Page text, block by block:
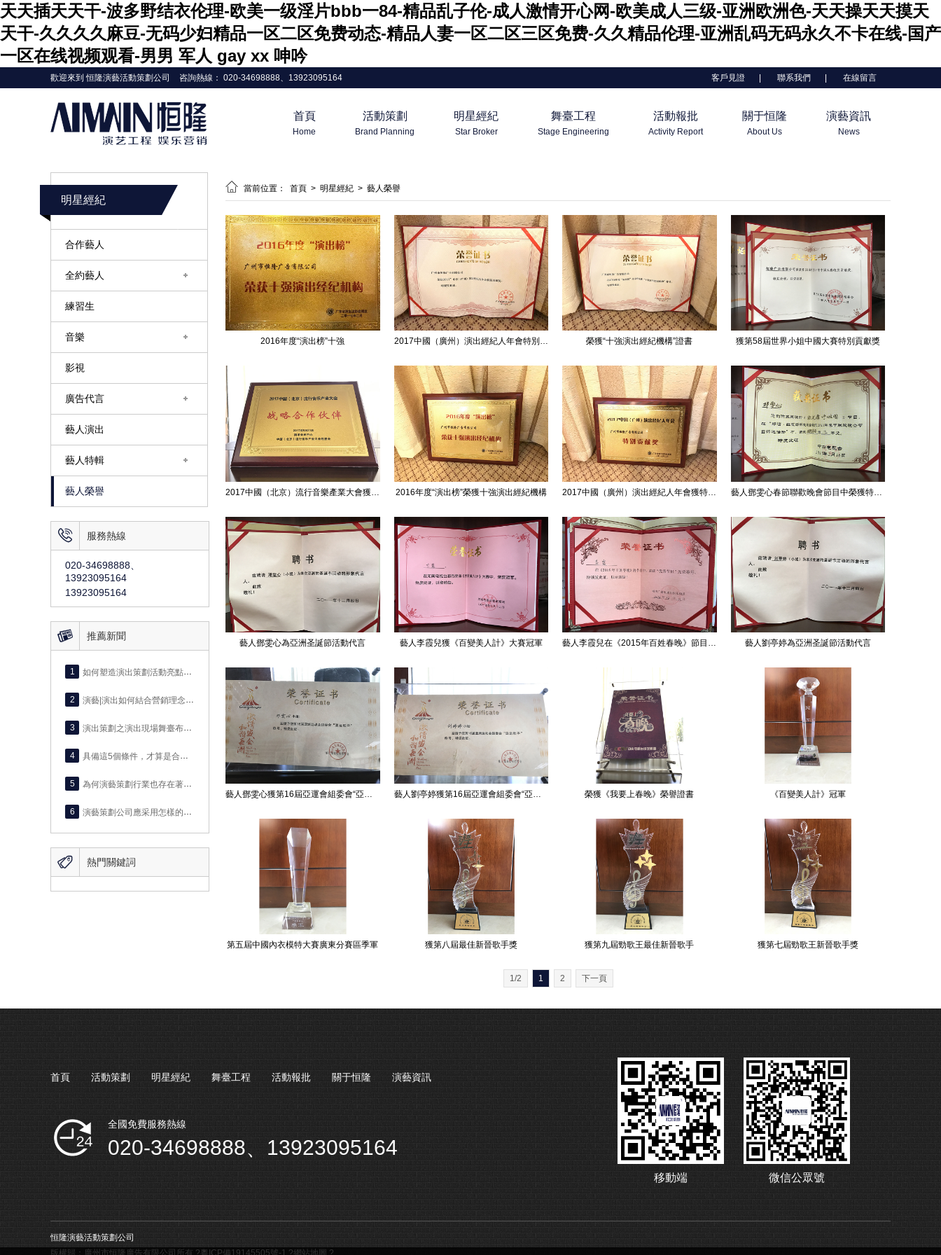
天天插天天干-波多野结衣伦理-欧美一级淫片bbb一84-精品乱子伦-成人激情开心网-欧美成人三级-亚洲欧洲色-天天操天天摸天
天干-久久久久麻豆-无码少妇精品一区二区免费动态-精品人妻一区二区三区免费-久久精品伦理-亚洲乱码无码永久不卡在线-国产
一区在线视频观看-男男 军人 gay xx 呻吟
歡迎來到 恒隆演藝活動策劃公司 咨詢熱線： 020-34698888、13923095164 客戶見證 聯系我們 在線留言
首頁
Home
活動策劃
Brand Planning
明星經紀
Star Broker
舞臺工程
Stage Engineering
活動報批
Activity Report
關于恒隆
About Us
演藝資訊
News
明星經紀
合作藝人
全約藝人
練習生
音樂
影視
廣告代言
藝人演出
藝人特輯
藝人榮譽
 服務熱線
020-34698888、
13923095164
13923095164
 推薦新聞
1 如何塑造演出策劃活動亮點？這有3個參考點！
2 演藝|演出如何結合營銷理念進行宣傳？這有5個關鍵知識點
3 演出策劃之演出現場舞臺布景制作的5大工序
4 具備這5個條件，才算是合適的慶典活動策劃公司
5 為何演藝策劃行業也存在著優勝劣汰
6 演藝策劃公司應采用怎樣的反饋機制
 熱門關鍵詞
 當前位置： 首頁 > 明星經紀 > 藝人榮譽
2016年度“演出榜”十強 2017中國（廣州）演出經紀人年會特別貢獻獎 榮獲“十強演出經紀機構”證書 獲第58屆世界小姐中國大賽特別貢獻獎
2016年度“演出榜”榮獲十強演出經紀機構 藝人鄧雯心春節聯歡晚會節目中榮獲特別節目獎三等獎
藝人鄧雯心為亞洲圣誕節活動代言 藝人李霞兒獲《百變美人計》大賽冠軍 藝人李霞兒在《2015年百姓春晚》節目中榮獲優秀節目光榮稱號 藝人劉亭婷為亞洲圣誕節活動代言
榮獲《我要上春晚》榮譽證書 《百變美人計》冠軍
第五屆中國內衣模特大賽廣東分賽區季軍 獲第八屆最佳新晉歌手獎 獲第九屆勁歌王最佳新晉歌手 獲第七屆勁歌王新晉歌手獎
1/2 1 2 下一頁
首頁 活動策劃 明星經紀 舞臺工程 活動報批 關于恒隆 演藝資訊
全國免費服務熱線
020-34698888、13923095164
移動端 微信公眾號
恒隆演藝活動策劃公司
版權歸：廣州市恒隆廣告有限公司所有 ?粵ICP備19145505號-1 ?網站地圖 ?